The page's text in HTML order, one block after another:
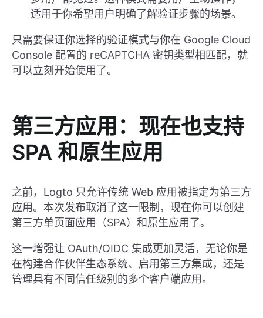
适用于你希望用户明确了解验证步骤的场景。
只需要保证你选择的验证模式与你在 Google Cloud
Console 配置的 reCAPTCHA 密钥类型相匹配，就
可以立刻开始使用了。
第三方应用：现在也支持
SPA 和原生应用
之前，Logto 只允许传统 Web 应用被指定为第三方
应用。本次发布取消了这一限制，现在你可以创建
第三方单页面应用（SPA）和原生应用了。
这一增强让 OAuth/OIDC 集成更加灵活，无论你是
在构建合作伙伴生态系统、启用第三方集成，还是
管理具有不同信任级别的多个客户端应用。